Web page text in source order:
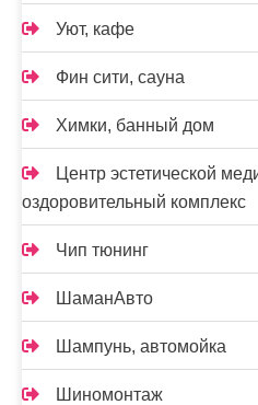
Уют, кафе
Фин сити, сауна
Химки, банный дом
Центр эстетической
оздоровительный комплекс
Чип тюнинг
ШаманАвто
Шампунь, автомойка
Шиномонтаж